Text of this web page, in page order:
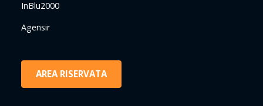
InBlu2000
Agensir
AREA RISERVATA